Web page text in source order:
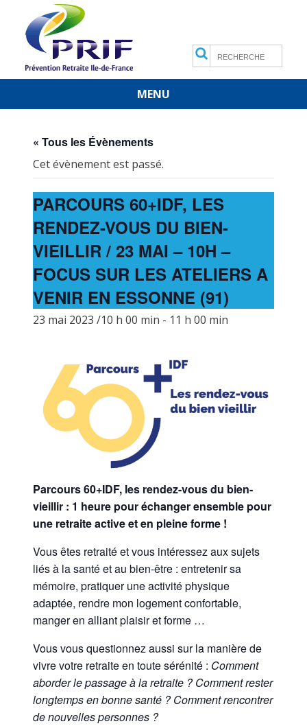
Search
MENU
« Tous les Évènements
Cet évènement est passé.
PARCOURS 60+IDF, LES
RENDEZ-VOUS DU BIEN-
VIEILLIR / 23 MAI – 10H –
FOCUS SUR LES ATELIERS A
VENIR EN ESSONNE (91)
23 mai 2023 /10 h 00 min - 11 h 00 min
Parcours 60+IDF, les rendez-vous du bien-
vieillir : 1 heure pour échanger ensemble pour
une retraite active et en pleine forme !
Vous êtes retraité et vous intéressez aux sujets
liés à la santé et au bien-être : entretenir sa
mémoire, pratiquer une activité physique
adaptée, rendre mon logement confortable,
manger en alliant plaisir et forme …
Vous vous questionnez aussi sur la manière de
vivre votre retraite en toute sérénité : Comment
aborder le passage à la retraite ? Comment rester
longtemps en bonne santé ? Comment rencontrer
de nouvelles personnes ?